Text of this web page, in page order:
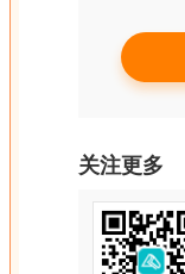
关注更多